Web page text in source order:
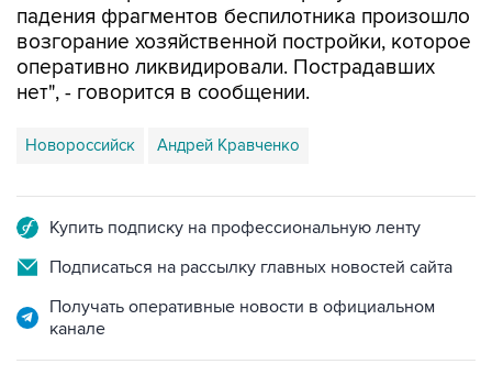
падения фрагментов беспилотника произошло
возгорание хозяйственной постройки, которое
оперативно ликвидировали. Пострадавших
нет", - говорится в сообщении.
Новороссийск Андрей Кравченко
Купить подписку на профессиональную ленту
Подписаться на рассылку главных новостей сайта
Получать оперативные новости в официальном
канале